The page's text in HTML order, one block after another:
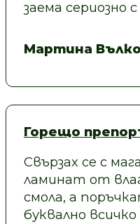
заема
Мартина
Горещо
Свързах се с
ламинат от
смола, а
буквално